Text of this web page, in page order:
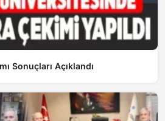
Sonuçları Açıklandı